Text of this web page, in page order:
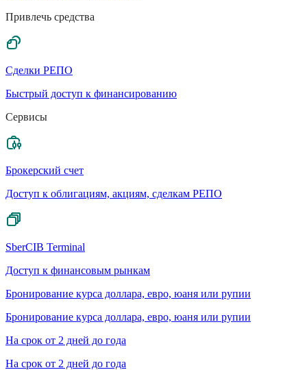
Привлечь средства
Сделки РЕПО
Быстрый доступ к финансированию
Сервисы
Брокерский счет
Доступ к облигациям, акциям, сделкам РЕПО
SberCIB Terminal
Доступ к финансовым рынкам
Бронирование курса доллара, евро, юаня или рупии
Бронирование курса доллара, евро, юаня или рупии
На срок от 2 дней до года
На срок от 2 дней до года